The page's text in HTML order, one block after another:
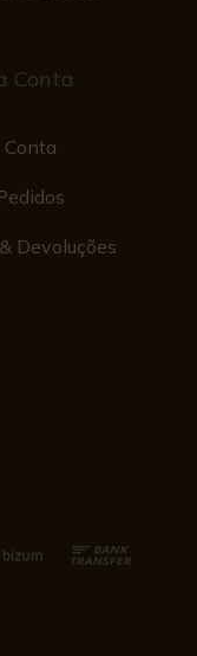
Conta
Devoluções